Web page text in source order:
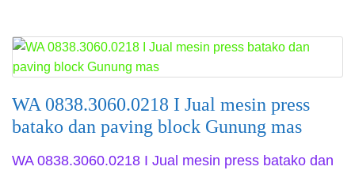
WA 0838.3060.0218 I Jual mesin press
batako dan paving block Gunung mas
WA 0838.3060.0218 I Jual mesin press batako dan